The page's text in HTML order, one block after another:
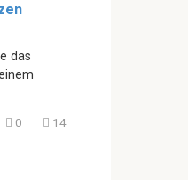
das
0 14